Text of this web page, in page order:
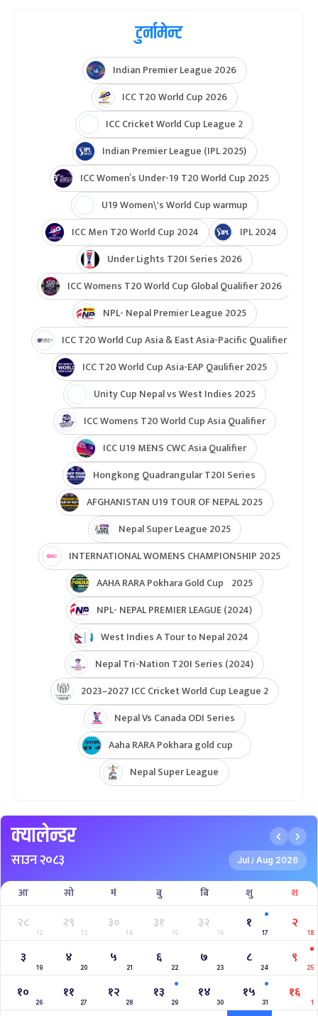
टुर्नामेन्ट
Indian Premier League 2026
ICC T20 World Cup 2026
ICC Cricket World Cup League 2
Indian Premier League (IPL 2025)
ICC Women’s Under-19 T20 World Cup 2025
U19 Women\'s World Cup warmup
ICC Men T20 World Cup 2024
IPL 2024
Under Lights T20I Series 2026
ICC Womens T20 World Cup Global Qualifier 2026
NPL- Nepal Premier League 2025
ICC T20 World Cup Asia & East Asia-Pacific Qualifier
ICC T20 World Cup Asia-EAP Qaulifier 2025
Unity Cup Nepal vs West Indies 2025
ICC Womens T20 World Cup Asia Qualifier
ICC U19 MENS CWC Asia Qualifier
Hongkong Quadrangular T20I Series
AFGHANISTAN U19 TOUR OF NEPAL 2025
Nepal Super League 2025
INTERNATIONAL WOMENS CHAMPIONSHIP 2025
AAHA RARA Pokhara Gold Cup 2025
NPL- NEPAL PREMIER LEAGUE (2024)
West Indies A Tour to Nepal 2024
Nepal Tri-Nation T20I Series (2024)
2023–2027 ICC Cricket World Cup League 2
Nepal Vs Canada ODI Series
Aaha RARA Pokhara gold cup
Nepal Super League
क्यालेन्डर
साउन २०८३ Jul / Aug 2026
आ सो मं बु बि शु श
२८
12
२९
13
३०
14
३१
15
३२
16
१
17
२
18
३
19
४
20
५
21
६
22
७
23
८
24
९
25
१०
26
११
27
१२
28
१३
29
१४
30
१५
31
१६
1